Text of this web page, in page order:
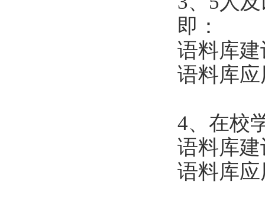
即：
语料库
语料库
4、在校
语料库
语料库